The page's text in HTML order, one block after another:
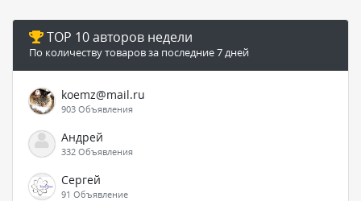
TOP 10 авторов недели
По количеству товаров за последние 7 дней
koemz@mail.ru
903 Объявления
Андрей
332 Объявления
Сергей
91 Объявление